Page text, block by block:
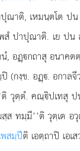
ณาติ, เหมนฺตโต ปน
สํ ปาปุณาติ. เย ป
, อฏฺกถาสุ อนาค
(กงฺข. อฏฺ. อกา
วุตฺตํ. คณฺิปเทสุ ป
สฺส ทมฺมี’’ติ วุตฺเต
สมฺปีติ เอตฺถาปิ เอเ